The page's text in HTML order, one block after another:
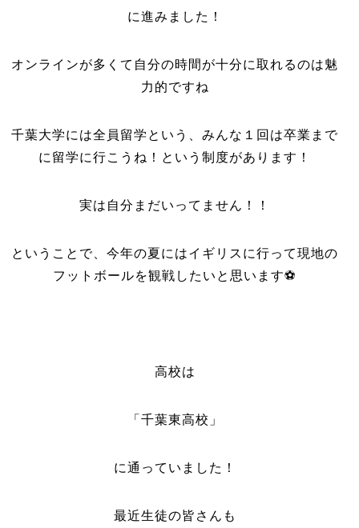
に進みました！
オンラインが多くて自分の時間が十分に取れるのは魅
力的ですね
千葉大学には全員留学という、みんな１回は卒業まで
に留学に行こうね！という制度があります！
実は自分まだいってません！！
ということで、今年の夏にはイギリスに行って現地の
フットボールを観戦したいと思います⚽️
高校は
「千葉東高校」
に通っていました！
最近生徒の皆さんも